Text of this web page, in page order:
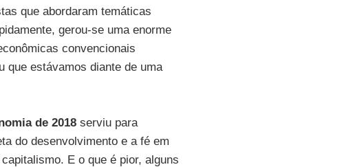
que abordaram temáticas
gerou-se uma enorme
convencionais
que estávamos diante de uma
de 2018serviu para
do desenvolvimento e a fé em
E o que é pior, alguns